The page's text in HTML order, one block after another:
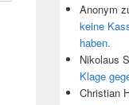
Anonym
keine
haben.
Nikolaus
Klage
Christian